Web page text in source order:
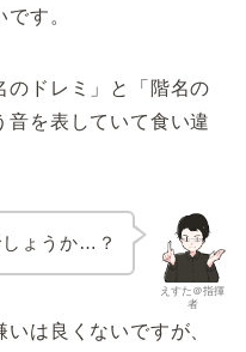
す。
のドレミ」と「階名の
音を表していて食い違
えすた＠指揮
者
ょうか…？
は良くないですが、